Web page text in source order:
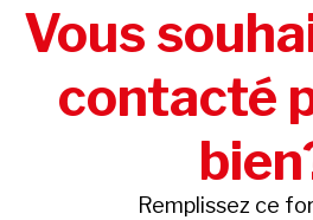
Vous
contacté
Remplissez ce